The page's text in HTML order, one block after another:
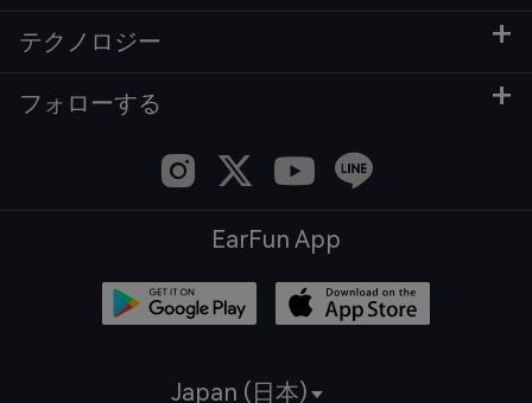
テクノロジー
フォローする
EarFun App
Japan (日本)